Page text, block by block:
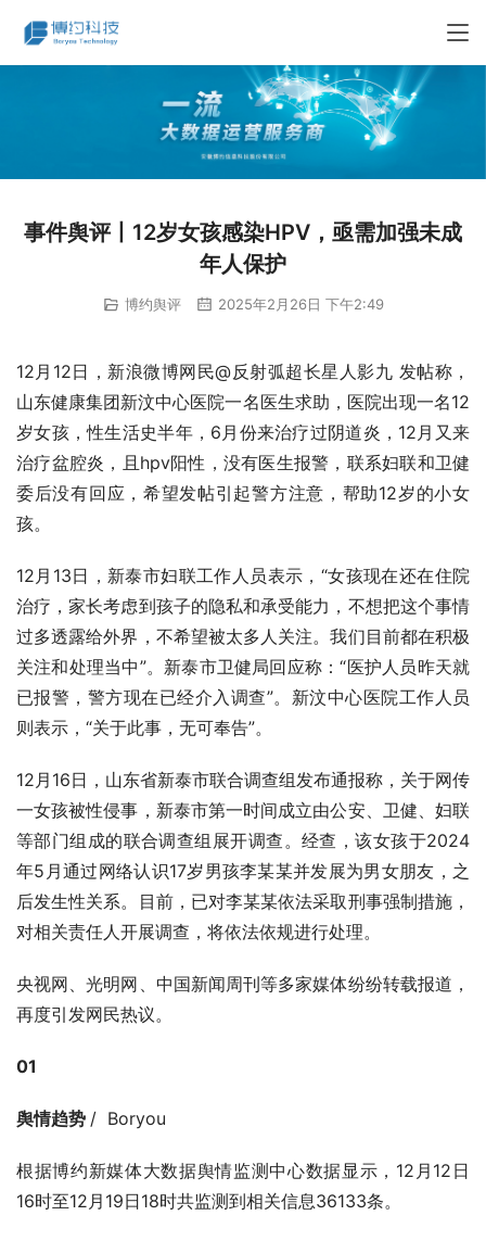
事件舆评丨12岁女孩感染HPV，亟需加强未成
年人保护
博约舆评 2025年2月26日 下午2:49
12月12日，新浪微博网民@反射弧超长星人影九 发帖称，
山东健康集团新汶中心医院一名医生求助，医院出现一名12
岁女孩，性生活史半年，6月份来治疗过阴道炎，12月又来
治疗盆腔炎，且hpv阳性，没有医生报警，联系妇联和卫健
委后没有回应，希望发帖引起警方注意，帮助12岁的小女
孩。
12月13日，新泰市妇联工作人员表示，“女孩现在还在住院
治疗，家长考虑到孩子的隐私和承受能力，不想把这个事情
过多透露给外界，不希望被太多人关注。我们目前都在积极
关注和处理当中”。新泰市卫健局回应称：“医护人员昨天就
已报警，警方现在已经介入调查”。新汶中心医院工作人员
则表示，“关于此事，无可奉告”。
12月16日，山东省新泰市联合调查组发布通报称，关于网传
一女孩被性侵事，新泰市第一时间成立由公安、卫健、妇联
等部门组成的联合调查组展开调查。经查，该女孩于2024
年5月通过网络认识17岁男孩李某某并发展为男女朋友，之
后发生性关系。目前，已对李某某依法采取刑事强制措施，
对相关责任人开展调查，将依法依规进行处理。
央视网、光明网、中国新闻周刊等多家媒体纷纷转载报道，
再度引发网民热议。
01
舆情趋势 /  Boryou
根据博约新媒体大数据舆情监测中心数据显示，12月12日
16时至12月19日18时共监测到相关信息36133条。